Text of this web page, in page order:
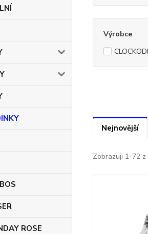
ROSE
Výrobce
Nejnovější
Zobrazuji 1-72 z